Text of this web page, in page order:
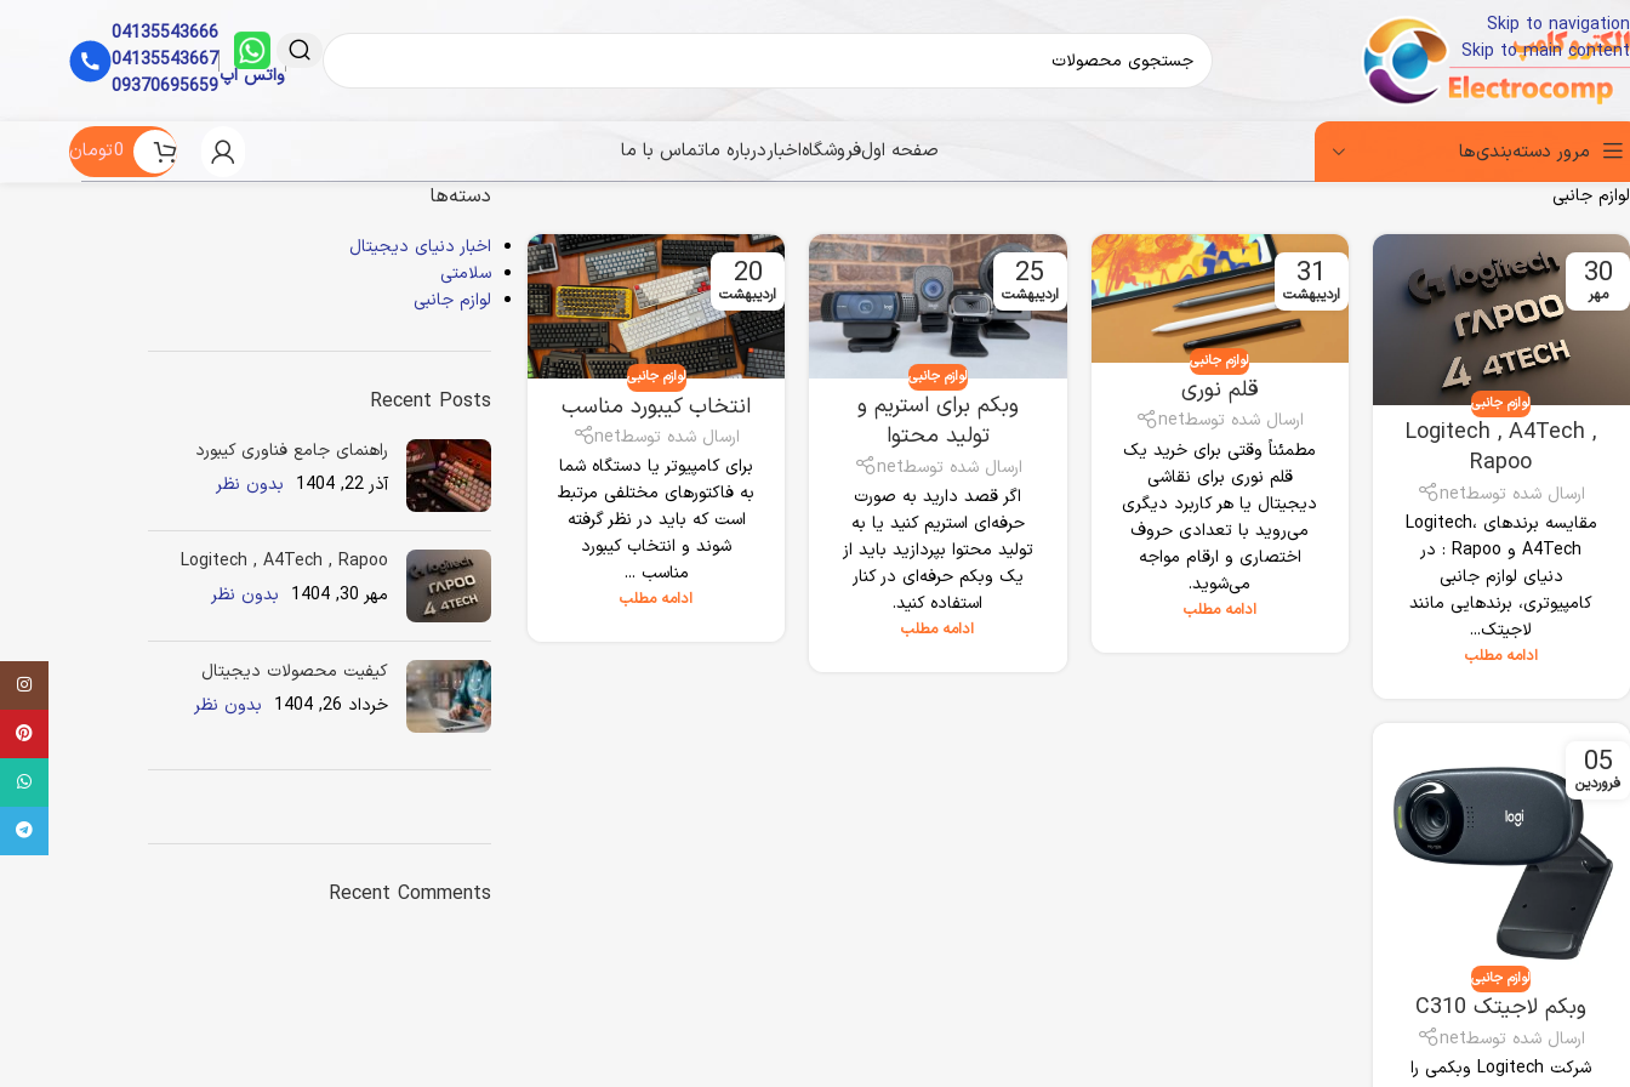
Skip to navigation
Skip to main content
واتس اپ
04135543666
04135543667
09370695659
مرور دسته‌بندی‌ها صفحه اولفروشگاهاخباردرباره ماتماس با ما 0تومان
لوازم جانبی
30
مهر
لوازم جانبی
Logitech , A4Tech ,
Rapoo
ارسال شده توسطnet
مقایسه برندهای Logitech،
A4Tech و Rapoo : در
دنیای لوازم جانبی
کامپیوتری، برندهایی مانند
لاجیتک...
ادامه مطلب
31
اردیبهشت
لوازم جانبی
قلم نوری
ارسال شده توسطnet
مطمئناً وقتی برای خرید یک
قلم نوری برای نقاشی
دیجیتال یا هر کاربرد دیگری
می‌روید با تعدادی حروف‌
اختصاری و ارقام مواجه
می‌شوید.
ادامه مطلب
25
اردیبهشت
لوازم جانبی
وبکم برای استریم و
تولید محتوا
ارسال شده توسطnet
اگر قصد دارید به صورت
حرفه‌ای استریم کنید یا به
تولید محتوا بپردازید باید از
یک وبکم حرفه‌ای در کنار
استفاده کنید.
ادامه مطلب
20
اردیبهشت
لوازم جانبی
انتخاب کیبورد مناسب
ارسال شده توسطnet
برای کامپیوتر یا دستگاه شما
به فاکتورهای مختلفی مرتبط
است که باید در نظر گرفته
شوند و انتخاب کیبورد
مناسب ...
ادامه مطلب
05
فروردین
لوازم جانبی
وبکم لاجیتک C310
ارسال شده توسطnet
شرکت Logitech وبکمی را
دسته‌ها
اخبار دنیای دیجیتال
سلامتی
لوازم جانبی
Recent Posts
راهنمای جامع فناوری کیبورد
آذر 22, 1404
بدون نظر
Logitech , A4Tech , Rapoo
مهر 30, 1404
بدون نظر
کیفیت محصولات دیجیتال
خرداد 26, 1404
بدون نظر
HP Envy 34
Recent Comments